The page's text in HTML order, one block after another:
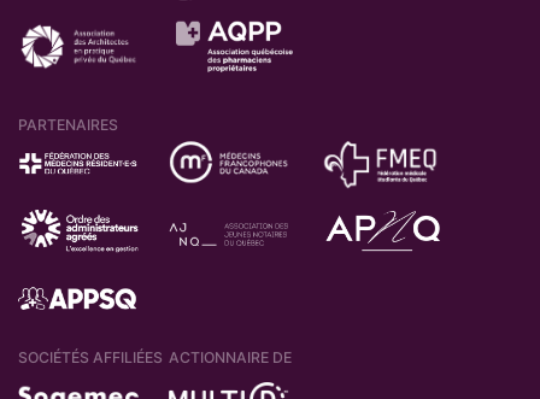
PARTENAIRES
SOCIÉTÉS AFFILIÉES ACTIONNAIRE DE